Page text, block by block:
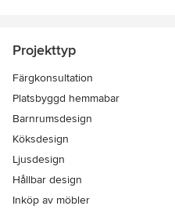
Projekttyp
Färgkonsultation
Platsbyggd hemmabar
Barnrumsdesign
Köksdesign
Ljusdesign
Hållbar design
Inköp av möbler